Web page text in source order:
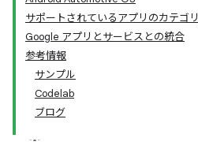
サポートされているアプリのカテゴリ
Google アプリとサービスとの統合
参考情報
サンプル
Codelab
ブログ